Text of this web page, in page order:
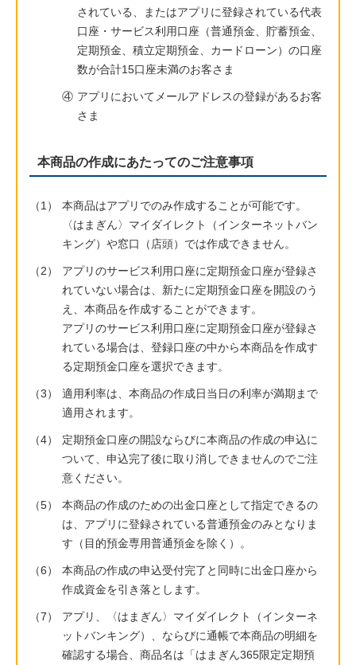
されている、またはアプリに登録されている代表
口座・サービス利用口座（普通預金、貯蓄預金、
定期預金、積立定期預金、カードローン）の口座
数が合計15口座未満のお客さま
④ アプリにおいてメールアドレスの登録があるお客
さま
本商品の作成にあたってのご注意事項
（1）
本商品はアプリでのみ作成することが可能です。
〈はまぎん〉マイダイレクト（インターネットバン
キング）や窓口（店頭）では作成できません。
（2）
アプリのサービス利用口座に定期預金口座が登録さ
れていない場合は、新たに定期預金口座を開設のう
え、本商品を作成することができます。
アプリのサービス利用口座に定期預金口座が登録さ
れている場合は、登録口座の中から本商品を作成す
る定期預金口座を選択できます。
（3）
適用利率は、本商品の作成日当日の利率が満期まで
適用されます。
（4）
定期預金口座の開設ならびに本商品の作成の申込に
ついて、申込完了後に取り消しできませんのでご注
意ください。
（5）
本商品の作成のための出金口座として指定できるの
は、アプリに登録されている普通預金のみとなりま
す（目的預金専用普通預金を除く）。
（6）
本商品の作成の申込受付完了と同時に出金口座から
作成資金を引き落とします。
（7）
アプリ、〈はまぎん〉マイダイレクト（インターネ
ットバンキング）、ならびに通帳で本商品の明細を
確認する場合、商品名は「はまぎん365限定定期預